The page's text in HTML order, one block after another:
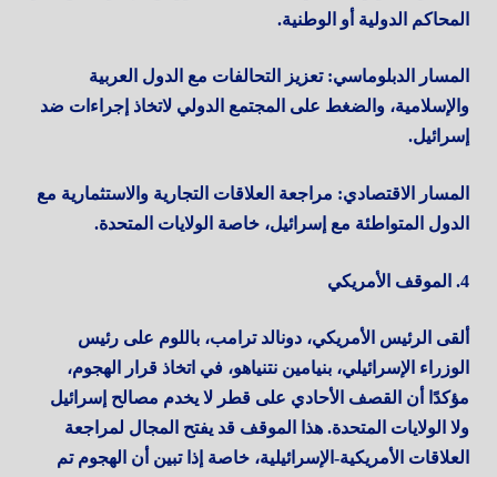
المحاكم الدولية أو الوطنية.
المسار الدبلوماسي: تعزيز التحالفات مع الدول العربية
والإسلامية، والضغط على المجتمع الدولي لاتخاذ إجراءات ضد
إسرائيل.
المسار الاقتصادي: مراجعة العلاقات التجارية والاستثمارية مع
الدول المتواطئة مع إسرائيل، خاصة الولايات المتحدة.
4. الموقف الأمريكي
ألقى الرئيس الأمريكي، دونالد ترامب، باللوم على رئيس
الوزراء الإسرائيلي، بنيامين نتنياهو، في اتخاذ قرار الهجوم،
مؤكدًا أن القصف الأحادي على قطر لا يخدم مصالح إسرائيل
ولا الولايات المتحدة. هذا الموقف قد يفتح المجال لمراجعة
العلاقات الأمريكية-الإسرائيلية، خاصة إذا تبين أن الهجوم تم